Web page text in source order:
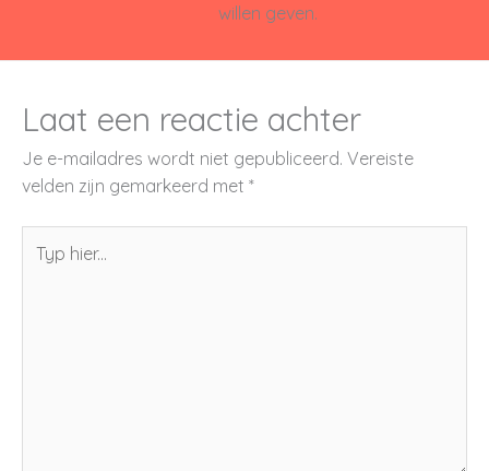
willen geven.
Laat een reactie achter
Je e-mailadres wordt niet gepubliceerd. Vereiste
velden zijn gemarkeerd met *
hier...